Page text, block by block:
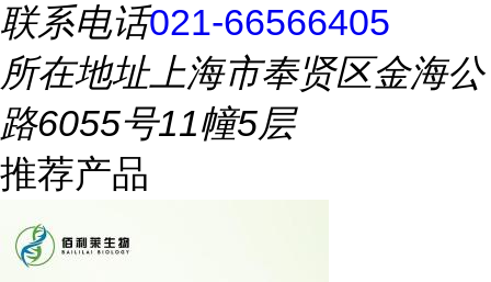
联系电话021-66566405
所在地址上海市奉贤区金海公
路6055号11幢5层
推荐产品